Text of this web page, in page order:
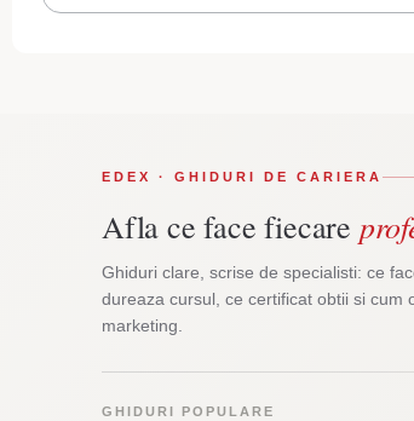
EDEX · GHIDURI DE CARIERA
Afla ce face fiecare
Ghiduri clare, scrise de specialisti: ce
dureaza cursul, ce certificat obtii si cum
marketing.
GHIDURI POPULARE